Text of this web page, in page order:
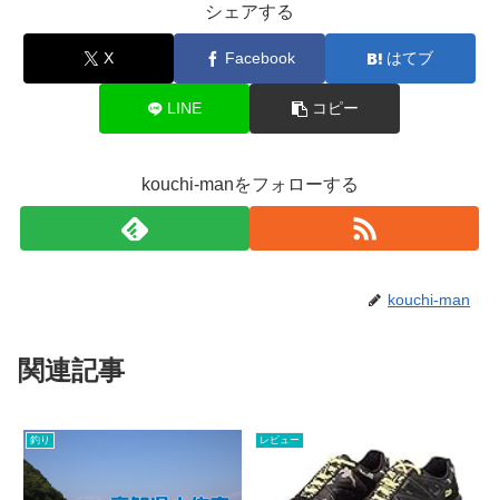
シェアする
X Facebook はてブ
LINE コピー
kouchi-manをフォローする
kouchi-man
関連記事
釣り レビュー